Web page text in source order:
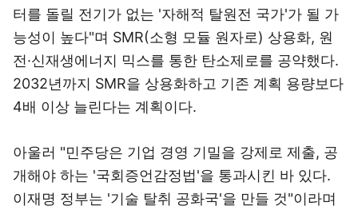
터를 돌릴 전기가 없는 '자해적 탈원전 국가'가 될 가
능성이 높다"며 SMR(소형 모듈 원자로) 상용화, 원
전·신재생에너지 믹스를 통한 탄소제로를 공약했다.
2032년까지 SMR을 상용화하고 기존 계획 용량보다
4배 이상 늘린다는 계획이다.
아울러 "민주당은 기업 경영 기밀을 강제로 제출, 공
개해야 하는 '국회증언감정법'을 통과시킨 바 있다.
이재명 정부는 '기술 탈취 공화국'을 만들 것"이라며